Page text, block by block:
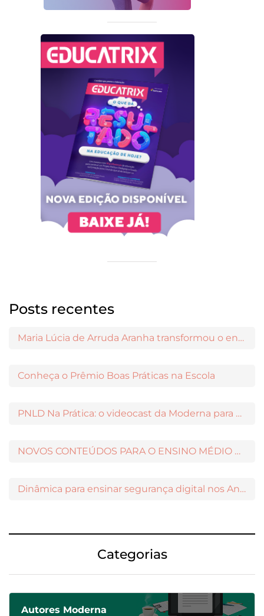
Posts recentes
Maria Lúcia de Arruda Aranha transformou o ensino de Filosofia no Brasil
Conheça o Prêmio Boas Práticas na Escola
PNLD Na Prática: o videocast da Moderna para apoiar a escolha das obras aprovadas
NOVOS CONTEÚDOS PARA O ENSINO MÉDIO DISPONÍVEIS NO MODERNAMIGOS
Dinâmica para ensinar segurança digital nos Anos Iniciais
Categorias
Autores Moderna